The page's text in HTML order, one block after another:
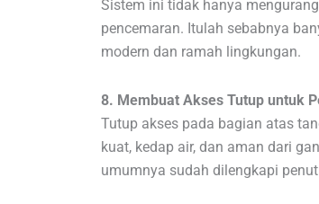
Sistem ini tidak hanya
pencemaran. Itulah sebabnya
modern dan ramah lingkungan.
8. Membuat Akses Tutup untuk
Tutup akses pada bagian atas
kuat, kedap air, dan aman dari
umumnya sudah dilengkapi